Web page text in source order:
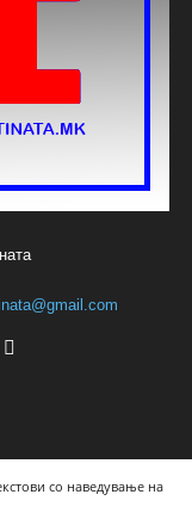
со наведување на